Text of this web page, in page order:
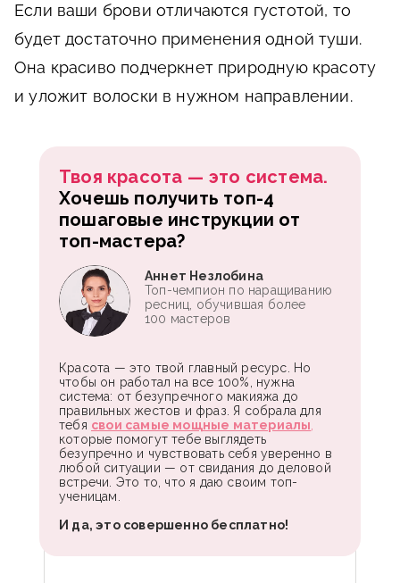
Если ваши брови отличаются густотой, то
будет достаточно применения одной туши.
Она красиво подчеркнет природную красоту
и уложит волоски в нужном направлении.
Твоя красота — это система.
Хочешь получить топ-4
пошаговые инструкции от
топ-мастера?
Красота — это твой главный ресурс. Но
чтобы он работал на все 100%, нужна
система: от безупречного макияжа до
правильных жестов и фраз. Я собрала для
тебя свои самые мощные материалы,
которые помогут тебе выглядеть
безупречно и чувствовать себя уверенно в
любой ситуации — от свидания до деловой
встречи. Это то, что я даю своим топ-
ученицам.
И да, это совершенно бесплатно!
Аннет Незлобина
Топ-чемпион по наращиванию
ресниц, обучившая более
100 мастеров